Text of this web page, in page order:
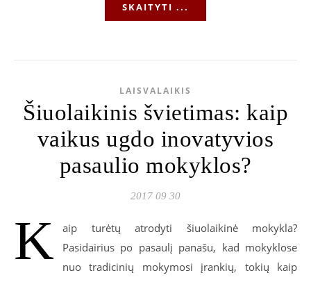
SKAITYTI ...
LAISVALAIKIS
Šiuolaikinis švietimas: kaip
vaikus ugdo inovatyvios
pasaulio mokyklos?
2017 09 30
K
aip turėtų atrodyti šiuolaikinė mokykla?
Pasidairius po pasaulį panašu, kad mokyklose
nuo tradicinių mokymosi įrankių, tokių kaip